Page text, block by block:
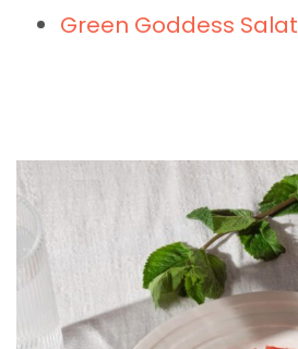
Green Goddess Salat